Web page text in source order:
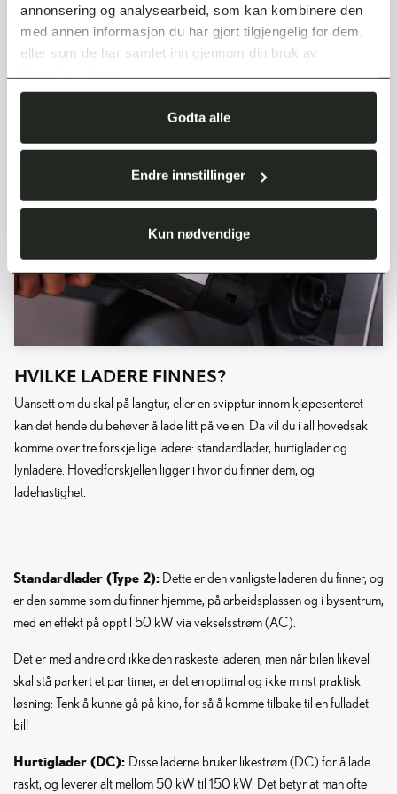
annonsering og analysearbeid, som kan kombinere den
med annen informasjon du har gjort tilgjengelig for dem,
eller som de har samlet inn gjennom din bruk av
tjenestene deres.
Godta alle
Endre innstillinger
Kun nødvendige
MER OM LADENETTVERKET
HVILKE LADERE FINNES?
Uansett om du skal på langtur, eller en svipptur innom kjøpesenteret
kan det hende du behøver å lade litt på veien. Da vil du i all hovedsak
komme over tre forskjellige ladere: standardlader, hurtiglader og
lynladere. Hovedforskjellen ligger i hvor du finner dem, og
ladehastighet.
Standardlader (Type 2):Dette er den vanligste laderen du finner, og
er den samme som du finner hjemme, på arbeidsplassen og i bysentrum,
med en effekt på opptil 50 kW via vekselsstrøm (AC).
Det er med andre ord ikke den raskeste laderen, men når bilen likevel
skal stå parkert et par timer, er det en optimal og ikke minst praktisk
løsning: Tenk å kunne gå på kino, for så å komme tilbake til en fulladet
bil!
Hurtiglader (DC): Disse laderne bruker likestrøm (DC) for å lade
raskt, og leverer alt mellom 50 kW til 150 kW. Det betyr at man ofte